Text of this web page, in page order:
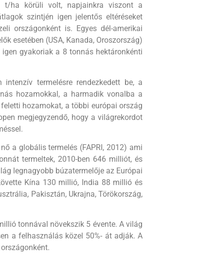
t/ha körüli volt, napjainkra viszont a
szintjén igen jelentős eltéréseket
országonként is. Egyes dél-amerikai
esetében (USA, Kanada, Oroszor­szág)
gyakoriak a 8 tonnás hektáronkénti
termelésre rendezkedett be, a
hozamokkal, a harmadik vonalba a
hozamokat, a többi európai ország
megjegyzendő, hogy a világrekordot
a globális termelés (FAPRI, 2012) ami
termeltek, 2010-ben 646 milliót, és
leg­nagyobb búzatermelője az Európai
Kína 130 millió, India 88 millió és
Pakisztán, Ukrajna, Törökország,
tonnával növekszik 5 évente. A világ
a felhasználás közel 50%- át adják. A